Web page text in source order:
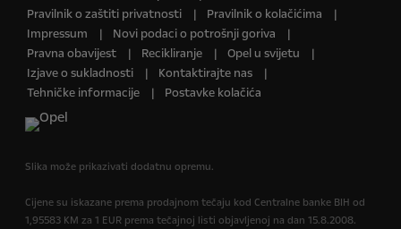
Pravilnik o zaštiti privatnosti
Pravilnik o kolačićima
Impressum
Novi podaci o potrošnji goriva
Pravna obavijest
Recikliranje
Opel u svijetu
Izjave o sukladnosti
Kontaktirajte nas
Tehničke informacije
Postavke kolačića
Slika može prikazivati dodatnu opremu.
Cijene su iskazane prema prodajnom tečaju kod Centralne banke BIH od
1,95583 KM za 1 EUR prema tečajnoj listi objavljenoj na dan 15.8.2008.